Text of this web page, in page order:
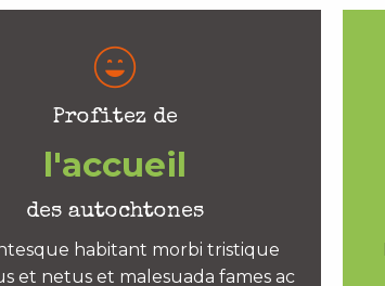
Profitez de
l'accueil
des autochtones
habitant morbi tristique
et netus et malesuada fames ac